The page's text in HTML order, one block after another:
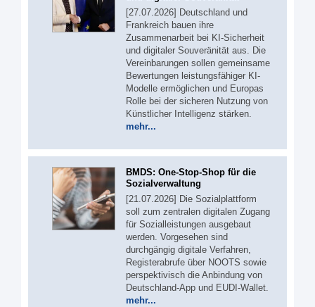
[27.07.2026] Deutschland und
Frankreich bauen ihre
Zusammenarbeit bei KI-Sicherheit
und digitaler Souveränität aus. Die
Vereinbarungen sollen gemeinsame
Bewertungen leistungsfähiger KI-
Modelle ermöglichen und Europas
Rolle bei der sicheren Nutzung von
Künstlicher Intelligenz stärken.
mehr...
BMDS: One-Stop-Shop für die
Sozialverwaltung
[21.07.2026] Die Sozialplattform
soll zum zentralen digitalen Zugang
für Sozialleistungen ausgebaut
werden. Vorgesehen sind
durchgängig digitale Verfahren,
Registerabrufe über NOOTS sowie
perspektivisch die Anbindung von
Deutschland-App und EUDI-Wallet.
mehr...